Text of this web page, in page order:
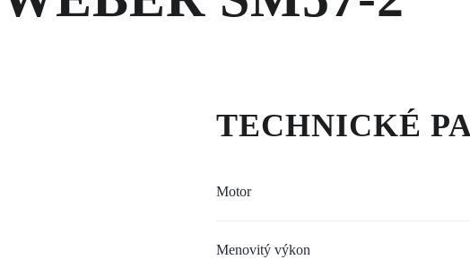
TECHNICKÉ
Motor
Menovitý výkon